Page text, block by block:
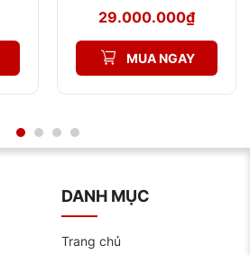
ADVANCE Z
29.000.000₫
MUA NGAY
DANH MỤC
Trang chủ